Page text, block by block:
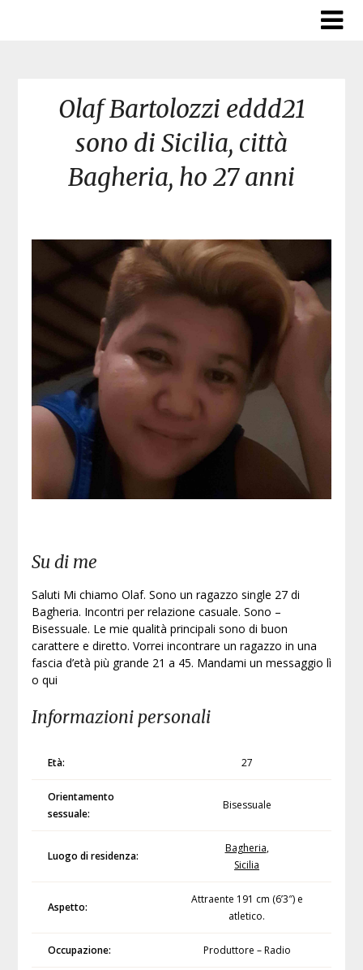
Olaf Bartolozzi eddd21
sono di Sicilia, città
Bagheria, ho 27 anni
Su di me
Saluti Mi chiamo Olaf. Sono un ragazzo single 27 di
Bagheria. Incontri per relazione casuale. Sono –
Bisessuale. Le mie qualità principali sono di buon
carattere e diretto. Vorrei incontrare un ragazzo in una
fascia d’età più grande 21 a 45. Mandami un messaggio lì
o qui
Informazioni personali
Età: 27
Orientamento
sessuale:
Bisessuale
Luogo di residenza:
Bagheria,
Sicilia
Aspetto:
Attraente 191 cm (6’3″) e
atletico.
Occupazione: Produttore – Radio